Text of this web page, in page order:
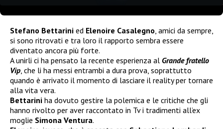
Stefano Bettarini ed Elenoire Casalegno , amici da sempre,
si sono ritrovati e tra loro il rapporto sembra essere
diventato ancora più forte.
A unirli ci ha pensato la recente esperienza al Grande fratello
Vip , che li ha messi entrambi a dura prova, soprattutto
quando è arrivato il momento di lasciare il reality per tornare
alla vita vera.
Bettarini ha dovuto gestire la polemica e le critiche che gli
hanno rivolto per aver raccontato in Tv i tradimenti all’ex
moglie Simona Ventura.